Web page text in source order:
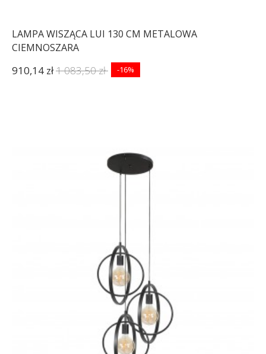
LAMPA WISZĄCA LUI 130 CM METALOWA
CIEMNOSZARA
910,14 zł1 083,50 zł -16%